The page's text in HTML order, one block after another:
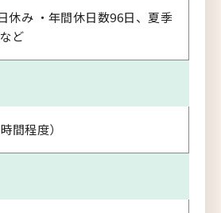
休み ・年間休日数96日、夏季
ど
間程度）